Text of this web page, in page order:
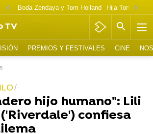
Boda Zendaya y Tom Holland Hija Tom
TV
PREMIOS Y FESTIVALES CINE
hijo humano": Lili
confiesa